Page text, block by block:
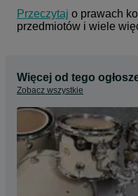
Przeczytaj o prawach
przedmiotów i wiele
Więcej od tego
Zobacz wszystkie